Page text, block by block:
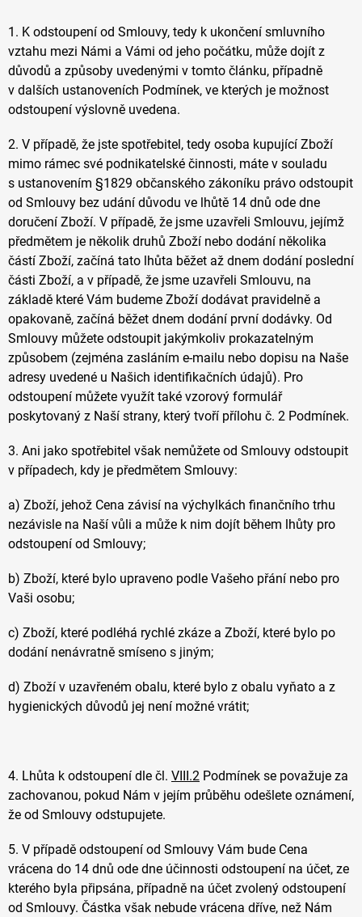
1. K odstoupení od Smlouvy, tedy k ukončení smluvního
vztahu mezi Námi a Vámi od jeho počátku, může dojít z
důvodů a způsoby uvedenými v tomto článku, případně
v dalších ustanoveních Podmínek, ve kterých je možnost
odstoupení výslovně uvedena.
2. V případě, že jste spotřebitel, tedy osoba kupující Zboží
mimo rámec své podnikatelské činnosti, máte v souladu
s ustanovením §1829 občanského zákoníku právo odstoupit
od Smlouvy bez udání důvodu ve lhůtě 14 dnů ode dne
doručení Zboží. V případě, že jsme uzavřeli Smlouvu, jejímž
předmětem je několik druhů Zboží nebo dodání několika
částí Zboží, začíná tato lhůta běžet až dnem dodání poslední
části Zboží, a v případě, že jsme uzavřeli Smlouvu, na
základě které Vám budeme Zboží dodávat pravidelně a
opakovaně, začíná běžet dnem dodání první dodávky. Od
Smlouvy můžete odstoupit jakýmkoliv prokazatelným
způsobem (zejména zasláním e-mailu nebo dopisu na Naše
adresy uvedené u Našich identifikačních údajů). Pro
odstoupení můžete využít také vzorový formulář
poskytovaný z Naší strany, který tvoří přílohu č. 2 Podmínek.
3. Ani jako spotřebitel však nemůžete od Smlouvy odstoupit
v případech, kdy je předmětem Smlouvy:
a) Zboží, jehož Cena závisí na výchylkách finančního trhu
nezávisle na Naší vůli a může k nim dojít během lhůty pro
odstoupení od Smlouvy;
b) Zboží, které bylo upraveno podle Vašeho přání nebo pro
Vaši osobu;
c) Zboží, které podléhá rychlé zkáze a Zboží, které bylo po
dodání nenávratně smíseno s jiným;
d) Zboží v uzavřeném obalu, které bylo z obalu vyňato a z
hygienických důvodů jej není možné vrátit;
4. Lhůta k odstoupení dle čl. VIII.2 Podmínek se považuje za
zachovanou, pokud Nám v jejím průběhu odešlete oznámení,
že od Smlouvy odstupujete.
5. V případě odstoupení od Smlouvy Vám bude Cena
vrácena do 14 dnů ode dne účinnosti odstoupení na účet, ze
kterého byla připsána, případně na účet zvolený odstoupení
od Smlouvy. Částka však nebude vrácena dříve, než Nám